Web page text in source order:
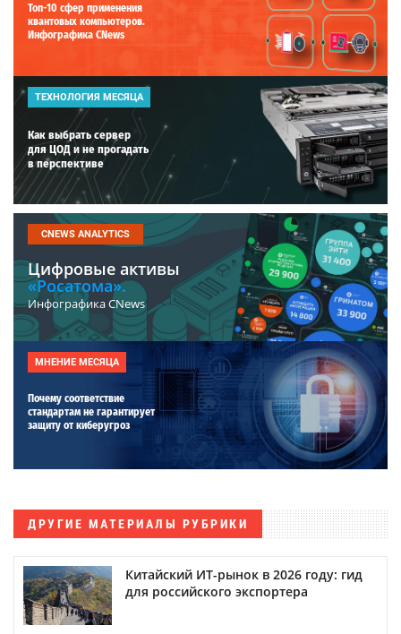
Топ-10 сфер применения
квантовых компьютеров.
Инфографика CNews
ТЕХНОЛОГИЯ МЕСЯЦА
Как выбрать сервер
для ЦОД и не прогадать
в перспективе
CNEWS ANALYTICS
Цифровые активы
«Росатома».
Инфографика CNews
МНЕНИЕ МЕСЯЦА
Почему соответствие
стандартам не гарантирует
защиту от киберугроз
ДРУГИЕ МАТЕРИАЛЫ РУБРИКИ
Китайский ИТ-рынок в 2026 году: гид
для российского экспортера